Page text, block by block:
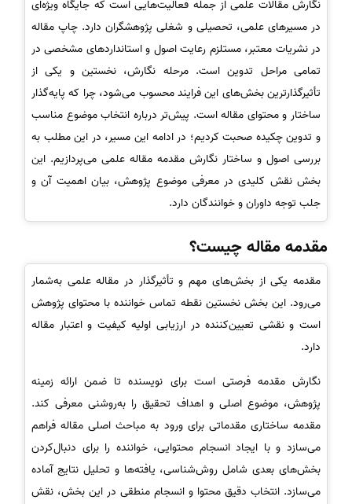
نگارش مقالات علمی از جمله فعالیت‌هایی است که جایگاه ویژه‌ای
در مسیرهای علمی، تحصیلی و شغلی پژوهشگران دارد. چاپ مقاله
در نشریات معتبر، مستلزم رعایت اصول و استانداردهای مشخصی در
تمامی مراحل تدوین است. مرحله نگارش، نخستین و یکی از
تأثیرگذارترین بخش‌های این فرایند محسوب می‌شود، چرا که پایه‌گذار
ساختار و محتوای مقاله است. پیش‌تر درباره انتخاب موضوع مناسب
و تدوین چکیده صحبت کردیم؛ در ادامه این مسیر، در این مطلب به
بررسی اصول و ساختار نگارش مقدمه مقاله علمی می‌پردازیم. این
بخش نقش کلیدی در معرفی موضوع پژوهش، بیان اهمیت آن و
جلب توجه داوران و خوانندگان دارد.
مقدمه مقاله چیست؟
مقدمه یکی از بخش‌های مهم و تأثیرگذار در مقاله علمی به‌شمار
می‌رود. این بخش نخستین نقطه تماس خواننده با محتوای پژوهش
است و نقشی تعیین‌کننده در ارزیابی اولیه کیفیت و اعتبار مقاله
دارد.
نگارش مقدمه فرصتی است برای نویسنده تا ضمن ارائه زمینه
پژوهش، موضوع اصلی و اهداف تحقیق را به‌روشنی معرفی کند.
مقدمه ساختاری مقدماتی برای ورود به مباحث اصلی مقاله فراهم
می‌سازد و با ایجاد انسجام محتوایی، خواننده را برای دنبال‌کردن
بخش‌های بعدی شامل روش‌شناسی، یافته‌ها و تحلیل نتایج آماده
می‌سازد. انتخاب دقیق محتوا و انسجام منطقی در این بخش، نقش